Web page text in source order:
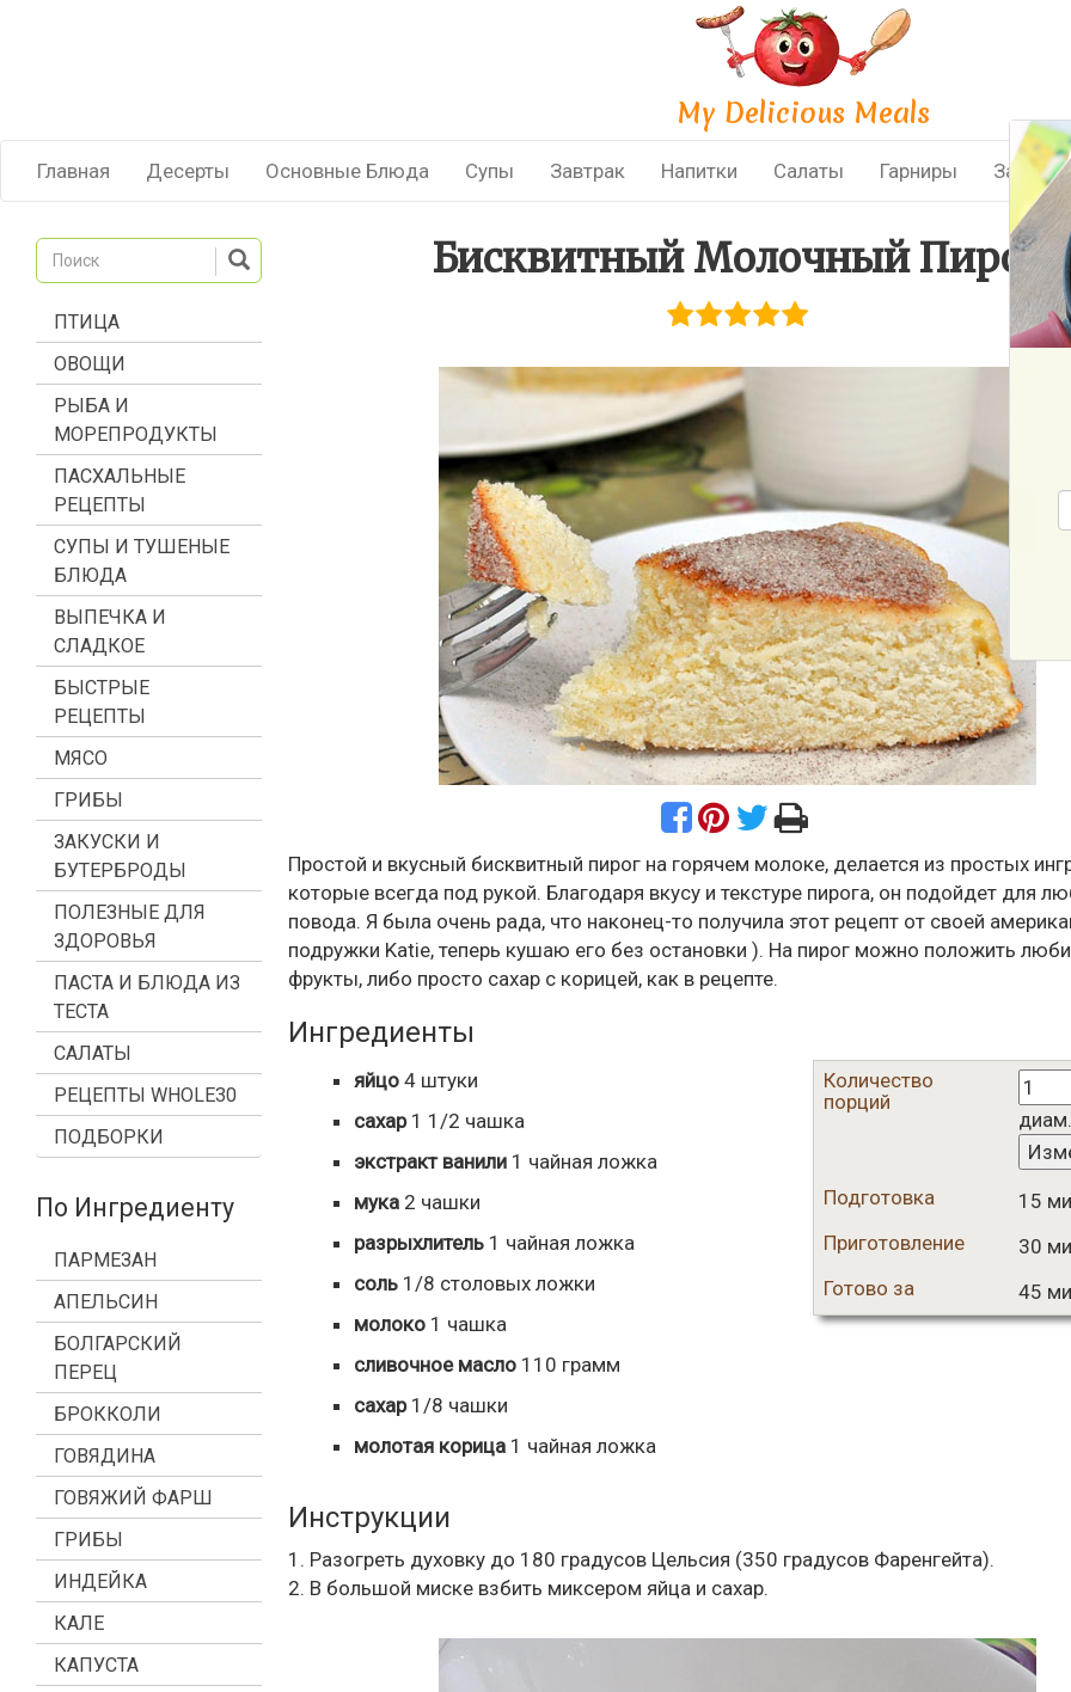
My Delicious Meals
Главная Десерты Основные Блюда Супы Завтрак Напитки Салаты Гарниры Закуски
ПТИЦА
ОВОЩИ
РЫБА И
МОРЕПРОДУКТЫ
ПАСХАЛЬНЫЕ
РЕЦЕПТЫ
СУПЫ И ТУШЕНЫЕ
БЛЮДА
ВЫПЕЧКА И
СЛАДКОЕ
БЫСТРЫЕ
РЕЦЕПТЫ
МЯСО
ГРИБЫ
ЗАКУСКИ И
БУТЕРБРОДЫ
ПОЛЕЗНЫЕ ДЛЯ
ЗДОРОВЬЯ
ПАСТА И БЛЮДА ИЗ
ТЕСТА
САЛАТЫ
РЕЦЕПТЫ WHOLE30
ПОДБОРКИ
По Ингредиенту
ПАРМЕЗАН
АПЕЛЬСИН
БОЛГАРСКИЙ
ПЕРЕЦ
БРОККОЛИ
ГОВЯДИНА
ГОВЯЖИЙ ФАРШ
ГРИБЫ
ИНДЕЙКА
КАЛЕ
КАПУСТА
Бисквитный Молочный Пирог
Простой и вкусный бисквитный пирог на горячем молоке, делается из простых
которые всегда под рукой. Благодаря вкусу и текстуре пирога, он подойдет для
повода. Я была очень рада, что наконец-то получила этот рецепт от своей
подружки Katie, теперь кушаю его без остановки ). На пирог можно положить
фрукты, либо просто сахар с корицей, как в рецепте.
Ингредиенты
яйцо 4 штуки
сахар1 1/2 чашка
экстракт ванили 1 чайная ложка
мука 2 чашки
разрыхлитель 1 чайная ложка
соль 1/8 столовых ложки
молоко 1 чашка
сливочное масло 110 грамм
сахар1/8 чашки
молотая корица 1 чайная ложка
Количество
порций
Подготовка
15
Приготовление
30
Готово за
45
Инструкции
1. Разогреть духовку до 180 градусов Цельсия (350 градусов Фаренгейта).
2. В большой миске взбить миксером яйца и сахар.